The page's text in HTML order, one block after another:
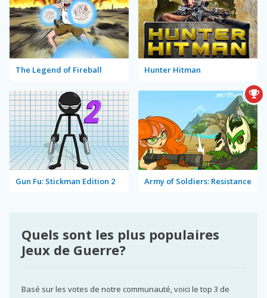
The Legend of Fireball Hunter Hitman
Gun Fu: Stickman Edition 2 Army of Soldiers: Resistance
Quels sont les plus populaires
Jeux de Guerre?
Basé sur les votes de notre communauté, voici le top 3 de